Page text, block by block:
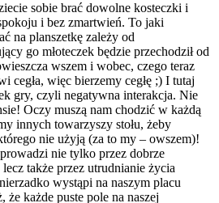
sobie brać dowolne kosteczki i
i bez zmartwień. To jaki
na planszetkę zależy od
go młoteczek będzie przechodził od
wszem i wobec, czego teraz
cegła, więc bierzemy cegłę ;) I tutaj
gry, czyli negatywna interakcja. Nie
Oczy muszą nam chodzić w każdą
innych towarzyszy stołu, żeby
nie użyją (za to my – owszem)!
nie tylko przez dobrze
także przez utrudnianie życia
wystąpi na naszym placu
że każde puste pole na naszej